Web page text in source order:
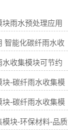
雨水预处理应用
面
智能化碳纤雨水收
收集模块可节约
-碳纤雨水收集模
-碳纤雨水收集模
直供块-环保材料-品质